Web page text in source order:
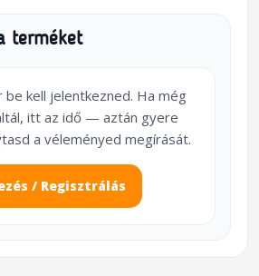
terméket
be kell jelentkezned. Ha még
itt az idő — aztán gyere
a véleményed megírását.
/ Regisztrálás